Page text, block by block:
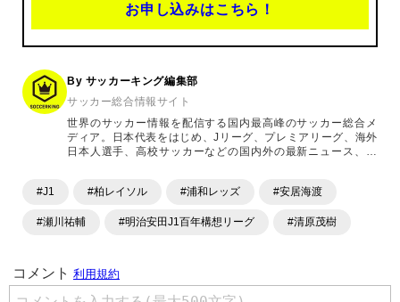
お申し込みはこちら！
By サッカーキング編集部
サッカー総合情報サイト
世界のサッカー情報を配信する国内最高峰のサッカー総合メ
ディア。日本代表をはじめ、Jリーグ、プレミアリーグ、海外
日本人選手、高校サッカーなどの国内外の最新ニュース、コ
ます。「X」「Instagram」「YouTube」「TikTok」など、
#J1 #柏レイソル #浦和レッズ #安居海渡
#瀬川祐輔 #明治安田J1百年構想リーグ #清原茂樹